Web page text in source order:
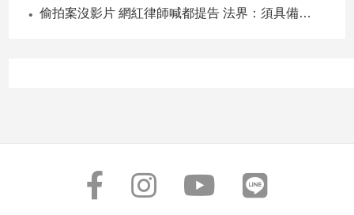
Pet
偷拍案沒影片 網紅律師喊都提告 法界：須具備侵權要件